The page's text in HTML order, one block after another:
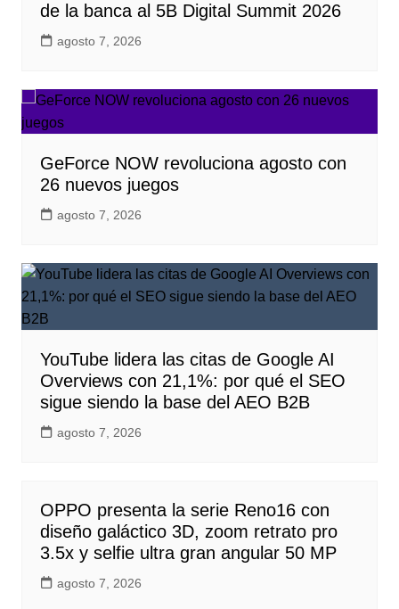
de la banca al 5B Digital Summit 2026
agosto 7, 2026
GeForce NOW revoluciona agosto con
26 nuevos juegos
agosto 7, 2026
YouTube lidera las citas de Google AI
Overviews con 21,1%: por qué el SEO
sigue siendo la base del AEO B2B
agosto 7, 2026
OPPO presenta la serie Reno16 con
diseño galáctico 3D, zoom retrato pro
3.5x y selfie ultra gran angular 50 MP
agosto 7, 2026